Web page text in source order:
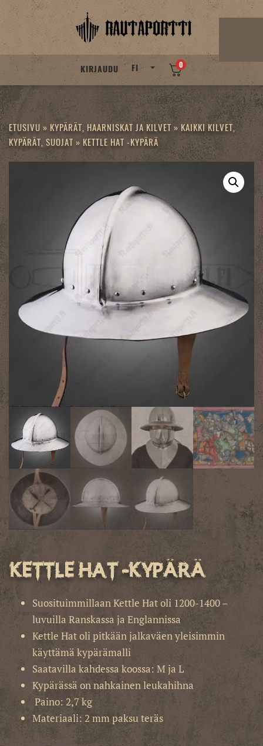
Skip
content
KIRJAUDU FI 0
ETUSIVU » KYPÄRÄT, HAARNISKAT JA KILVET » KAIKKI KILVET,
KYPÄRÄT, SUOJAT » KETTLE HAT -KYPÄRÄ
Kettle Hat -kypärä
Suosituimmillaan Kettle Hat oli 1200-1400 –
luvuilla Ranskassa ja Englannissa
Kettle Hat oli pitkään jalkaväen yleisimmin
käyttämä kypärämalli
Saatavilla kahdessa koossa: M ja L
Kypärässä on nahkainen leukahihna
Paino: 2,7 kg
Materiaali: 2 mm paksu teräs